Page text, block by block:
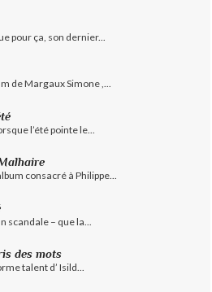
pour ça, son dernier...
de Margaux Simone ,...
l’été pointe le...
consacré à Philippe...
scandale – que la...
des mots
talent d’ Isild...